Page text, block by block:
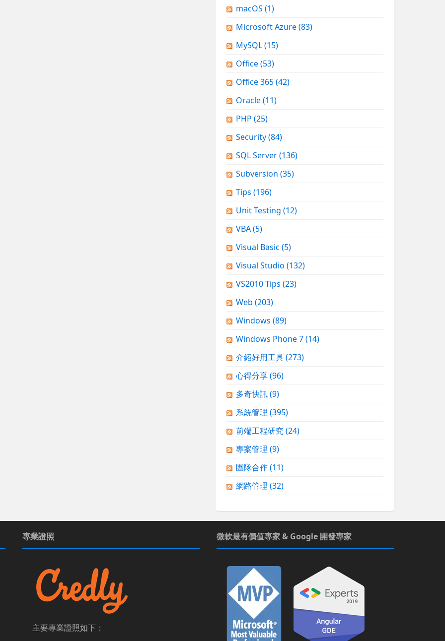
macOS (1)
Microsoft Azure(83)
MySQL(15)
Office(53)
Office 365(42)
Oracle(11)
PHP (25)
Security(84)
SQL Server(136)
Subversion (35)
Tips (196)
Unit Testing (12)
VBA(5)
Visual Basic (5)
Visual Studio (132)
VS2010 Tips (23)
Web (203)
Windows (89)
Windows Phone 7(14)
介紹好用工具(273)
心得分享(96)
多奇快訊(9)
系統管理 (395)
前端工程研究(24)
專案管理 (9)
團隊合作(11)
網路管理 (32)
專業證照
主要專業證照如下：
微軟最有價值專家 & Google 開發專家